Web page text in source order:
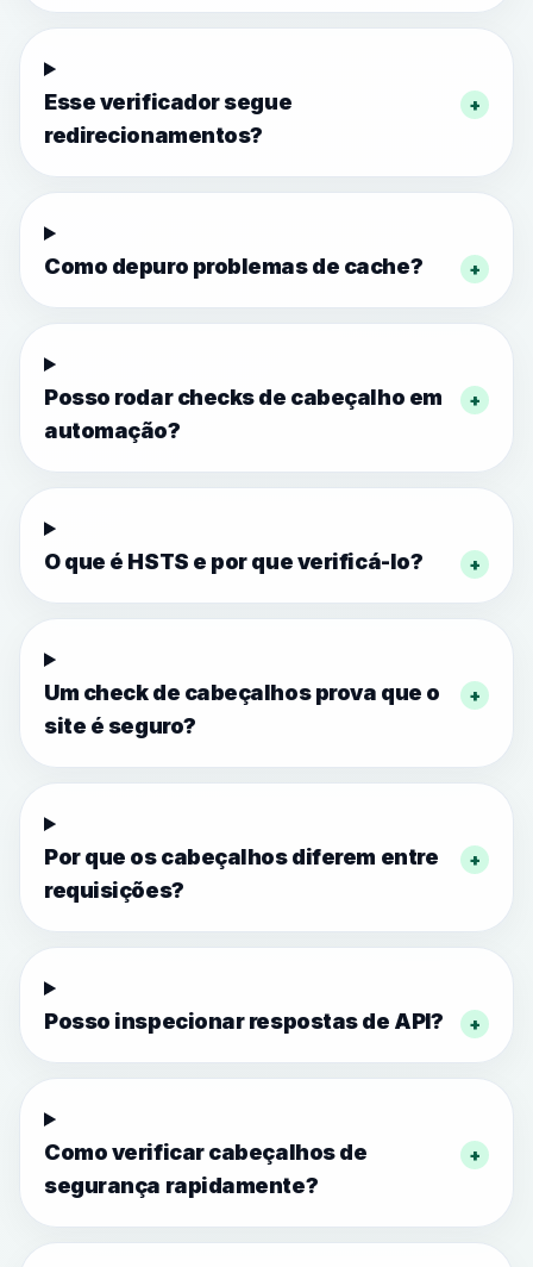
Esse verificador segue
redirecionamentos?
+
Como depuro problemas de cache? +
Posso rodar checks de cabeçalho em
automação?
+
O que é HSTS e por que verificá-lo? +
Um check de cabeçalhos prova que o
site é seguro?
+
Por que os cabeçalhos diferem entre
requisições?
+
Posso inspecionar respostas de API? +
Como verificar cabeçalhos de
segurança rapidamente?
+